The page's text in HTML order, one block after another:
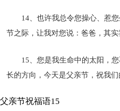
14、也许我总令您操心、
节之际，让我对您说：爸爸，其实
15、您是我生命中的太阳，
长的方向，今天是父亲节，祝我们
父亲节祝福语15